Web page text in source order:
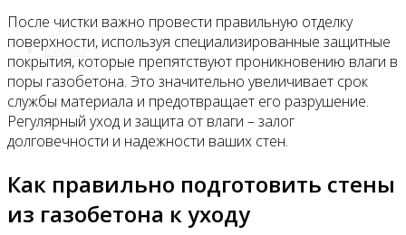
Видео
После чистки важно провести правильную отделку
поверхности, используя специализированные защитные
покрытия, которые препятствуют проникновению влаги в
поры газобетона. Это значительно увеличивает срок
службы материала и предотвращает его разрушение.
Регулярный уход и защита от влаги – залог
долговечности и надежности ваших стен.
Как правильно подготовить стены
из газобетона к уходу